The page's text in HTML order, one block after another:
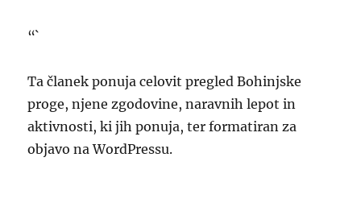
“`
Ta članek ponuja celovit pregled Bohinjske
proge, njene zgodovine, naravnih lepot in
aktivnosti, ki jih ponuja, ter formatiran za
objavo na WordPressu.